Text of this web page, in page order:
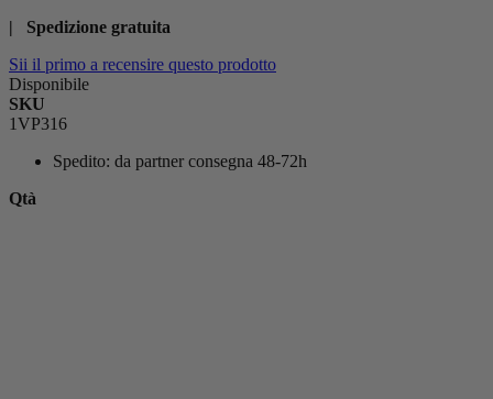
| Spedizione gratuita
Sii il primo a recensire questo prodotto
Disponibile
SKU
1VP316
Spedito: da partner consegna 48-72h
Qtà